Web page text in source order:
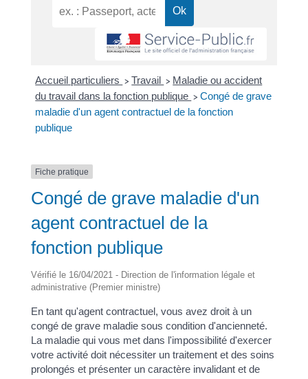
Accueil particuliers > Travail > Maladie ou accident
du travail dans la fonction publique > Congé de grave
maladie d'un agent contractuel de la fonction
publique
Fiche pratique
Congé de grave maladie d'un
agent contractuel de la
fonction publique
Vérifié le 16/04/2021 - Direction de l'information légale et
administrative (Premier ministre)
En tant qu'agent contractuel, vous avez droit à un
congé de grave maladie sous condition d'ancienneté.
La maladie qui vous met dans l'impossibilité d'exercer
votre activité doit nécessiter un traitement et des soins
prolongés et présenter un caractère invalidant et de